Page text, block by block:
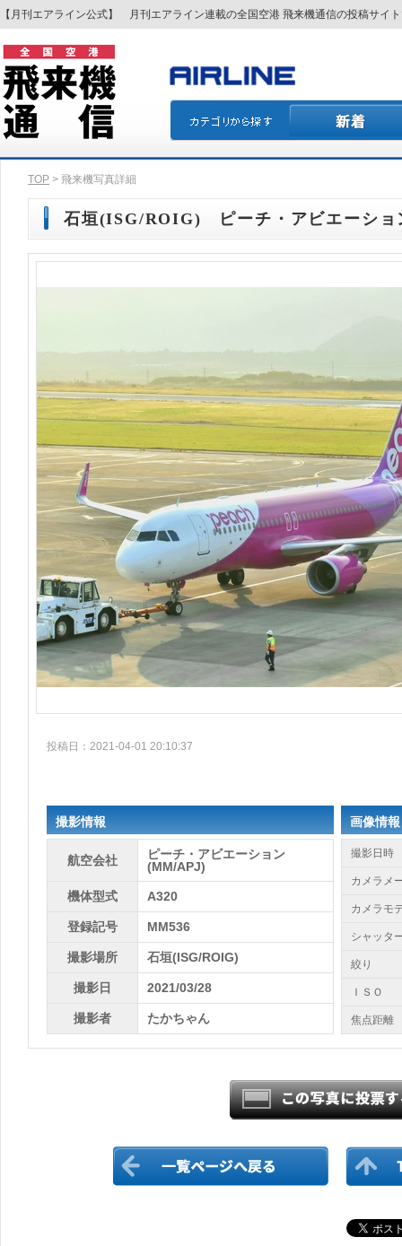
【月刊エアライン公式】 月刊エアライン連載の全国空港 飛来機通信の投稿サイ
TOP > 飛来機写真詳細
石垣(ISG/ROIG) ピーチ・アビエーシ
投稿日：2021-04-01 20:10:37
撮影情報
航空会社
ピーチ・アビエーション
(MM/APJ)
機体型式 A320
登録記号 MM536
撮影場所 石垣(ISG/ROIG)
撮影日 2021/03/28
撮影者 たかちゃん
画像情報
撮影日時
カメラメ
カメラモ
シャッタ
絞り
ＩＳＯ
焦点距離